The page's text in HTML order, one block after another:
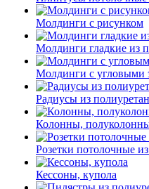
Молдинги c рисунком
Молдинги гладкие из
Молдинги с угловыми
Радиусы из
Колонны,
Розетки потолочные
Кессоны, купола